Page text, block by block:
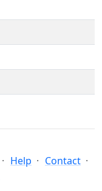
Help
Contact